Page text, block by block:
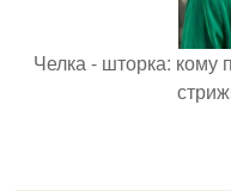
Челка - шторка: кому